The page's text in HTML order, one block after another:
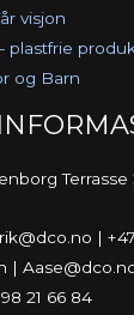
visjon
plastfrie
og Barn
|
|
21 66 84